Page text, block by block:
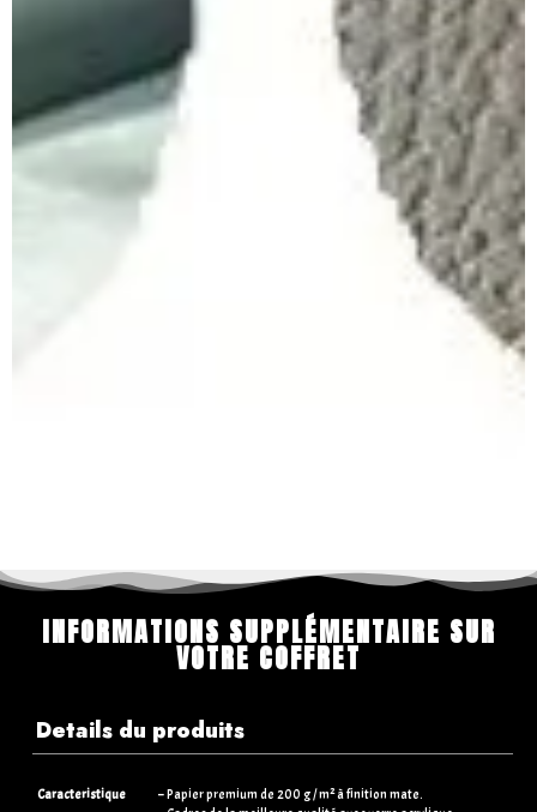
INFORMATIONS SUPPLÉMENTAIRE SUR
VOTRE COFFRET
Details du produits
Caracteristique
– Papier premium de 200 g / m² à finition mate.